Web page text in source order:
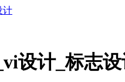
设计_标志